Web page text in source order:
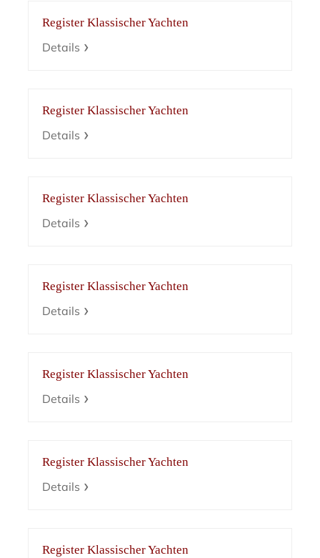
Register Klassischer Yachten
Details
Register Klassischer Yachten
Details
Register Klassischer Yachten
Details
Register Klassischer Yachten
Details
Register Klassischer Yachten
Details
Register Klassischer Yachten
Details
Register Klassischer Yachten